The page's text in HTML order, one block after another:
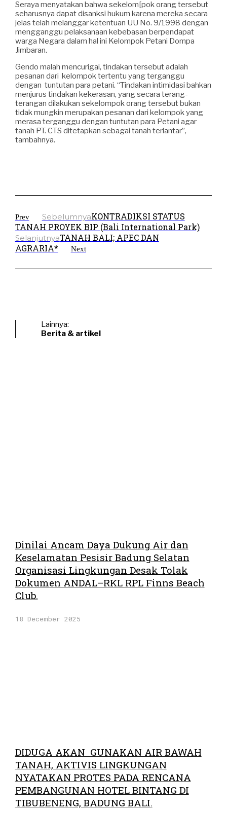
Seraya menyatakan bahwa sekelom[pok orang tersebut
seharusnya dapat disanksi hukum karena mereka secara
jelas telah melanggar ketentuan UU No. 9/1998 dengan
mengganggu pelaksanaan kebebasan berpendapat
warga Negara dalam hal ini Kelompok Petani Dompa
Jimbaran.
Gendo malah mencurigai, tindakan tersebut adalah
pesanan dari kelompok tertentu yang terganggu
dengan tuntutan para petani. “Tindakan intimidasi bahkan
menjurus tindakan kekerasan, yang secara terang-
terangan dilakukan sekelompok orang tersebut bukan
tidak mungkin merupakan pesanan dari kelompok yang
merasa terganggu dengan tuntutan para Petani agar
tanah PT. CTS ditetapkan sebagai tanah terlantar”,
tambahnya.
Prev SebelumnyaKONTRADIKSI STATUS
TANAH PROYEK BIP (Bali International Park)
SelanjutnyaTANAH BALI; APEC DAN
AGRARIA*
Next
Lainnya:
Berita & artikel
Dinilai Ancam Daya Dukung Air dan
Keselamatan Pesisir Badung Selatan
Organisasi Lingkungan Desak Tolak
Dokumen ANDAL–RKL RPL Finns Beach
Club.
18 December 2025
DIDUGA AKAN GUNAKAN AIR BAWAH
TANAH, AKTIVIS LINGKUNGAN
NYATAKAN PROTES PADA RENCANA
PEMBANGUNAN HOTEL BINTANG DI
TIBUBENENG, BADUNG BALI.